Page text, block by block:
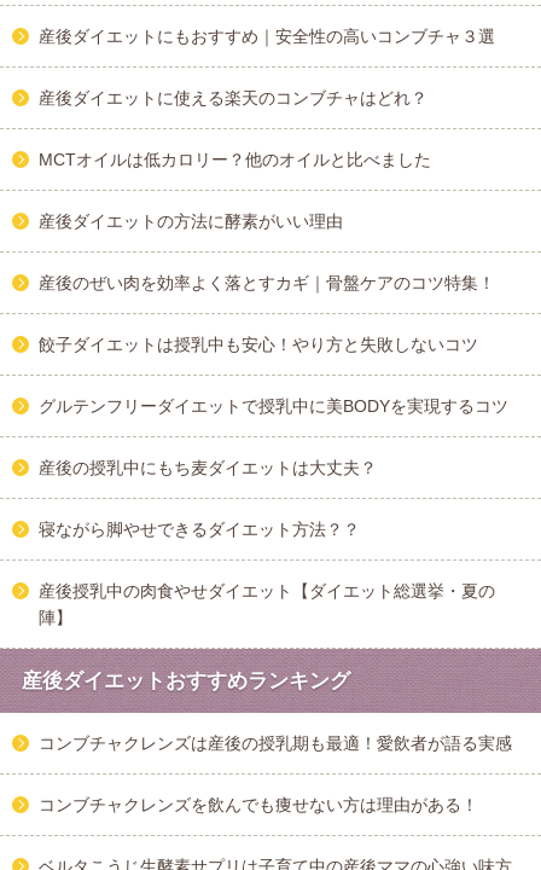
産後ダイエットにもおすすめ｜安全性の高いコンブチャ３選
産後ダイエットに使える楽天のコンブチャはどれ？
MCTオイルは低カロリー？他のオイルと比べました
産後ダイエットの方法に酵素がいい理由
産後のぜい肉を効率よく落とすカギ｜骨盤ケアのコツ特集！
餃子ダイエットは授乳中も安心！やり方と失敗しないコツ
グルテンフリーダイエットで授乳中に美BODYを実現するコツ
産後の授乳中にもち麦ダイエットは大丈夫？
寝ながら脚やせできるダイエット方法？？
産後授乳中の肉食やせダイエット【ダイエット総選挙・夏の
陣】
産後ダイエットおすすめランキング
コンブチャクレンズは産後の授乳期も最適！愛飲者が語る実感
コンブチャクレンズを飲んでも痩せない方は理由がある！